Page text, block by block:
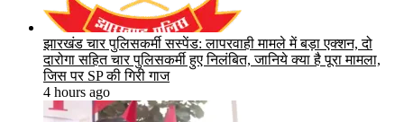
झारखंड चार पुलिसकर्मी सस्पेंड: लापरवाही मामले में बड़ा एक्शन, दो
दारोगा सहित चार पुलिसकर्मी हुए निलंबित, जानिये क्या है पूरा मामला,
जिस पर SP की गिरी गाज
4 hours ago